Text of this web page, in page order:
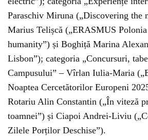
Paraschiv Miruna („Discovering the
Marius Telișcă („ERASMUS
humanity”) și Boghiță Marina
Lisbon”); categoria „Concursuri,
Campusului” – Vîrlan Iulia-Maria
Noaptea Cercetătorilor Europeni
Rotariu Alin Constantin („În viteză
toamnei”) și Ciapoi Andrei-Liviu
Zilele Porților Deschise”).